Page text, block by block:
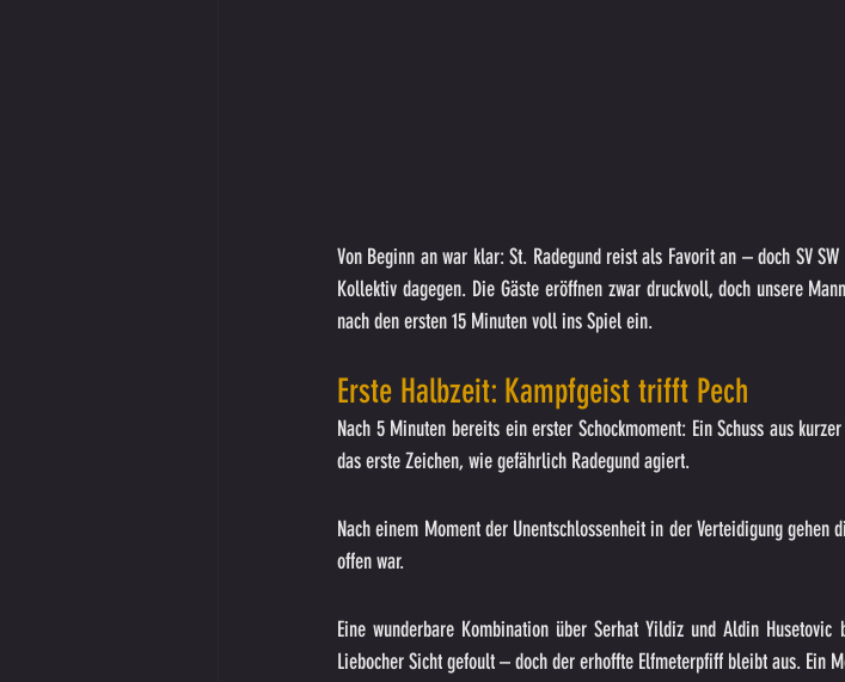
Von Beginn an war klar: St. Radegund reist als Favorit an – doch SV
Kollektiv dagegen. Die Gäste eröffnen zwar druckvoll, doch unsere
nach den ersten 15 Minuten voll ins Spiel ein.
Erste Halbzeit: Kampfgeist trifft Pech
Nach 5 Minuten bereits ein erster Schockmoment: Ein Schuss aus
das erste Zeichen, wie gefährlich Radegund agiert.
Nach einem Moment der Unentschlossenheit in der Verteidigung
offen war.
Eine wunderbare Kombination über Serhat Yildiz und Aldin
Liebocher Sicht gefoult – doch der erhoffte Elfmeterpfiff bleibt aus. Ein